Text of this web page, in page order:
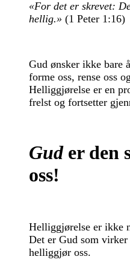
«For det er skrevet:
hellig.» (1 Peter 1:16)
Gud ønsker ikke bare
forme oss, rense oss
Helliggjørelse er en
frelst og fortsetter
Gud er den
oss!
Helliggjørelse er ikke
Det er Gud som
helliggjør oss.